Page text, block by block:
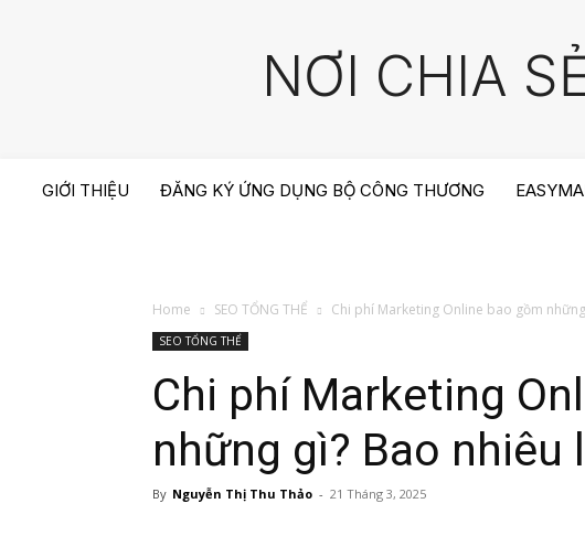
NƠI CHIA
GIỚI THIỆU ĐĂNG KÝ ỨNG DỤNG BỘ CÔNG THƯƠNG
Home SEO TỔNG THỂ Chi phí Marketing Online bao gồm
SEO TỔNG THỂ
Chi phí Marketing
những gì? Bao nhiêu
By Nguyễn Thị Thu Thảo - 21 Tháng 3, 2025